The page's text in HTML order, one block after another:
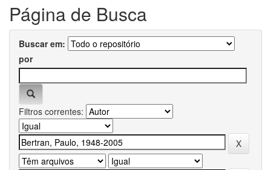
Página de Busca
Buscar em:
por
Filtros correntes: